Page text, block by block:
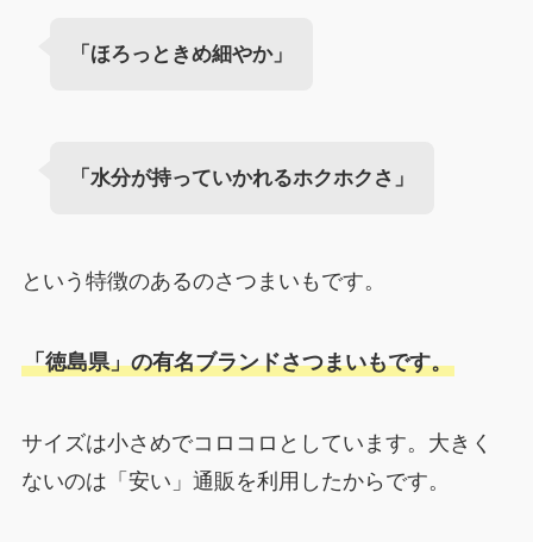
「ほろっときめ細やか」
「水分が持っていかれるホクホクさ」
という特徴のあるのさつまいもです。
「徳島県」の有名ブランドさつまいもです。
サイズは小さめでコロコロとしています。大きく
ないのは「安い」通販を利用したからです。